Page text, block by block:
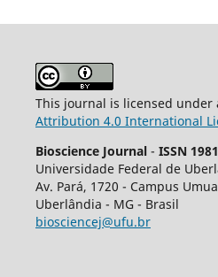
This journal is licensed under
Attribution 4.0 International
Bioscience Journal - ISSN
Universidade Federal de
Av. Pará, 1720 - Campus
Uberlândia - MG - Brasil
biosciencej@ufu.br